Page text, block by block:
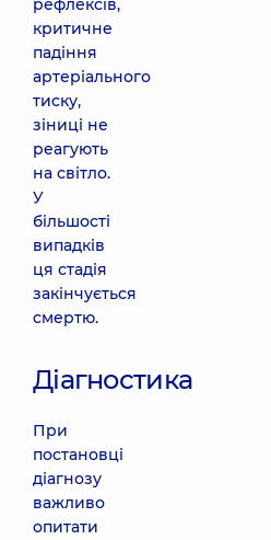
рефлексів,
критичне
падіння
артеріального
тиску,
зіниці не
реагують
на світло.
У
більшості
випадків
ця стадія
закінчується
смертю.
Діагностика
При
постановці
діагнозу
важливо
опитати